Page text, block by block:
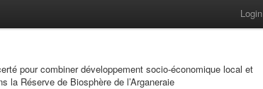
Login
pour combiner développement socio-économique local et
la Réserve de Biosphère de l’Arganeraie